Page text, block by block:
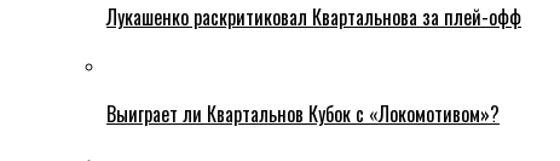
Лукашенко раскритиковал Квартальнова за плей-офф
Выиграет ли Квартальнов Кубок с «Локомотивом»?